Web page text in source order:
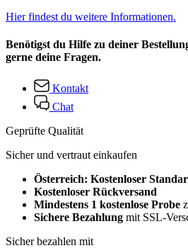
Hier findest du weitere Informationen.
Benötigst du Hilfe zu deiner
gerne deine Fragen.
Kontakt
Chat
Geprüfte Qualität
Sicher und vertraut einkaufen
Österreich: Kostenloser
Kostenloser Rückversand
Mindestens 1 kostenlose Probe
Sichere Bezahlung mit SSL-
Sicher bezahlen mit